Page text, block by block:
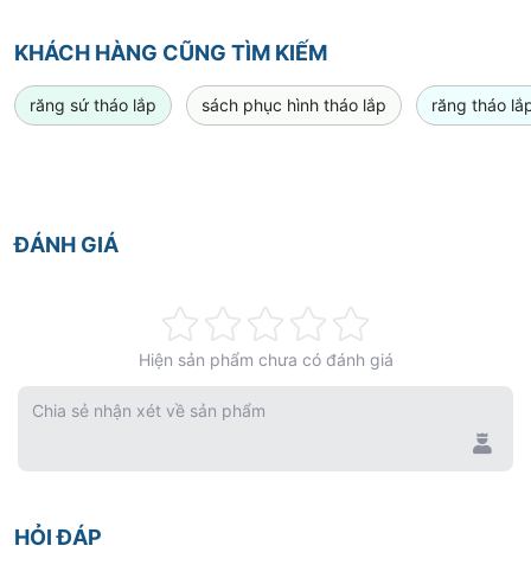
KHÁCH HÀNG CŨNG TÌM KIẾM
răng sứ tháo lắp sách phục hình tháo lắp răng tháo
ĐÁNH GIÁ
0%
Hiện sản phẩm chưa có đánh giá
Chia sẻ nhận xét về sản phẩm
HỎI ĐÁP